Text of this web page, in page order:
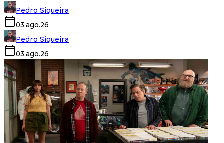
Pedro Siqueira
03.ago.26
Pedro Siqueira
03.ago.26